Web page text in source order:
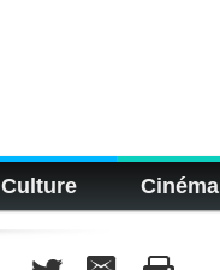
Culture Cinéma